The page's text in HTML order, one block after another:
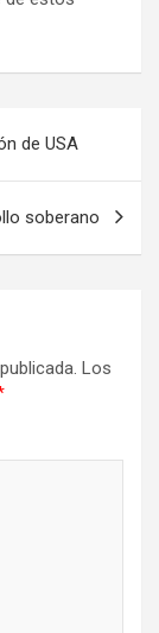
de USA
soberano
Los